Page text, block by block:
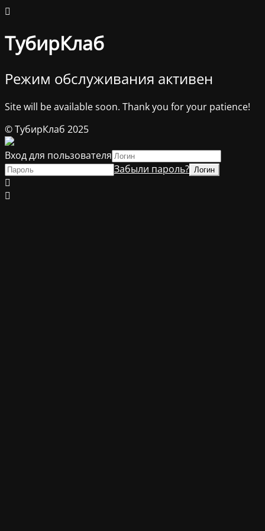
ТубирКлаб
Режим обслуживания активен
Site will be available soon. Thank you for your patience!
© ТубирКлаб 2025
Вход для пользователя
Забыли пароль?